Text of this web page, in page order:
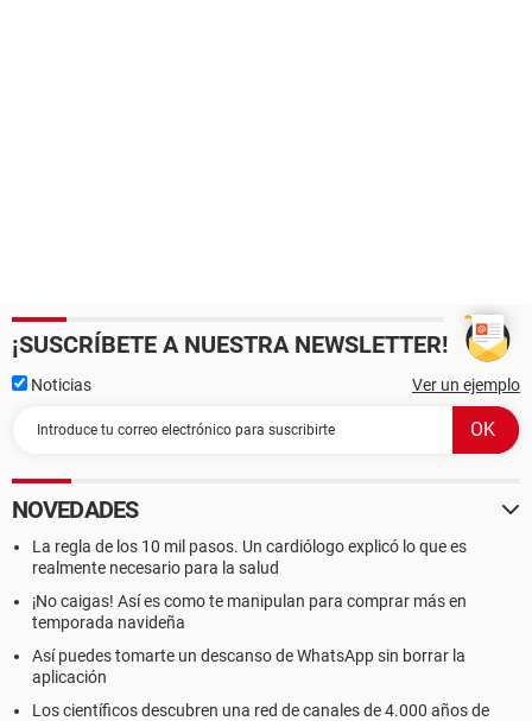
¡SUSCRÍBETE A NUESTRA NEWSLETTER!
Noticias Ver un ejemplo
NOVEDADES
La regla de los 10 mil pasos. Un cardiólogo explicó lo que es
realmente necesario para la salud
¡No caigas! Así es como te manipulan para comprar más en
temporada navideña
Así puedes tomarte un descanso de WhatsApp sin borrar la
aplicación
Los científicos descubren una red de canales de 4.000 años de